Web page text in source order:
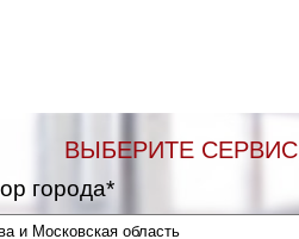
ВЫБЕРИТЕ СЕРВИС
города*